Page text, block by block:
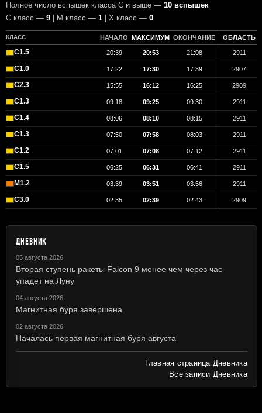
Полное число вспышек класса C и выше — 10 вспышек
С класс — 9 | М класс — 1 | X класс — 0
КЛАСС НАЧАЛО МАКСИМУМ ОКОНЧАНИЕ ОБЛАСТЬ
C1.5 20:39 20:53 21:08 2911
C1.0 17:22 17:30 17:39 2907
C2.3 15:55 16:12 16:25 2909
C1.3 09:18 09:25 09:30 2911
C1.4 08:06 08:10 08:15 2911
C1.3 07:50 07:58 08:03 2911
C1.2 07:01 07:08 07:12 2911
C1.5 06:25 06:31 06:41 2911
M1.2 03:39 03:51 03:56 2911
C3.0 02:35 02:39 02:43 2909
ДНЕВНИК
05 августа 2026
Вторая ступень ракеты Falcon 9 менее чем через час
упадет на Луну
04 августа 2026
Магнитная буря завершена
02 августа 2026
Началась первая магнитная буря августа
Главная страница Дневника
Все записи Дневника